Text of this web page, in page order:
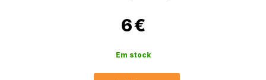
6€
Em stock